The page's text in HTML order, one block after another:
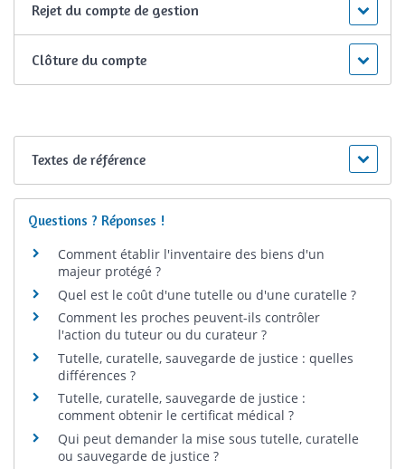
Rejet du compte de gestion
Clôture du compte
Textes de référence
Questions ? Réponses !
Comment établir l'inventaire des biens d'un
majeur protégé ?
Quel est le coût d'une tutelle ou d'une curatelle ?
Comment les proches peuvent-ils contrôler
l'action du tuteur ou du curateur ?
Tutelle, curatelle, sauvegarde de justice : quelles
différences ?
Tutelle, curatelle, sauvegarde de justice :
comment obtenir le certificat médical ?
Qui peut demander la mise sous tutelle, curatelle
ou sauvegarde de justice ?